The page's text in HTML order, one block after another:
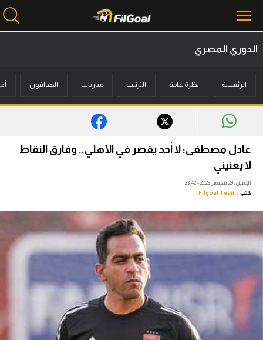
أخبار
ميركاتو
فانتازي في الجول
مسابقة التوقعات
فيديوهات
عدسات
آراء حرة
ركن الألعاب
الدوري المصري
الرئيسية نظرة عامة الترتيب مباريات الهدافون
عادل مصطفى: لا أحد يقصر في الأهلي.. وفارق النقاط
لا يعنيني
الإثنين، 29 سبتمبر 2025 - 23:42
كتب : Filgoal Team